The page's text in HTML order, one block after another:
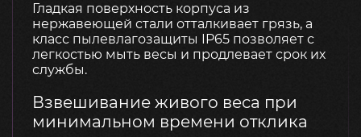
Гладкая поверхность корпуса из
нержавеющей стали отталкивает грязь, а
класс пылевлагозащиты IP65 позволяет с
легкостью мыть весы и продлевает срок их
службы.
Взвешивание живого веса при
минимальном времени отклика